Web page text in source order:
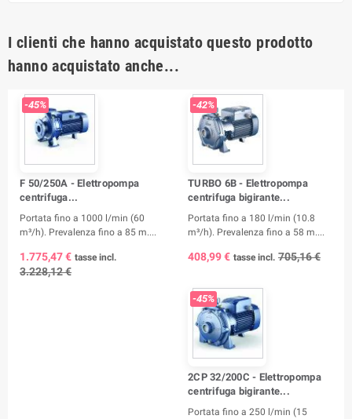
I clienti che hanno acquistato questo prodotto
hanno acquistato anche...
-45%
F 50/250A - Elettropompa
centrifuga...
Portata fino a 1000 l/min (60
m³/h). Prevalenza fino a 85 m....
1.775,47 € tasse incl.
3.228,12 €
-42%
TURBO 6B - Elettropompa
centrifuga bigirante...
Portata fino a 180 l/min (10.8
m³/h). Prevalenza fino a 58 m....
408,99 € tasse incl. 705,16 €
-45%
2CP 32/200C - Elettropompa
centrifuga bigirante...
Portata fino a 250 l/min (15